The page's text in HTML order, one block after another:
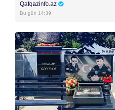
Qafqazinfo.az
Bu gün 14:39